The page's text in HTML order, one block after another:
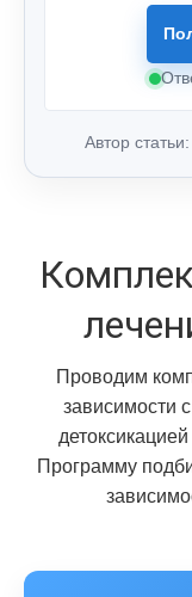
Автор статьи:
Проводим
зависимости
Программу